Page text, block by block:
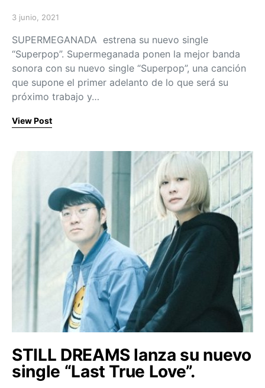
Posted on
3 junio, 2021
SUPERMEGANADA estrena su nuevo single
“Superpop”. Supermeganada ponen la mejor banda
sonora con su nuevo single “Superpop”, una canción
que supone el primer adelanto de lo que será su
próximo trabajo y…
View Post
STILL DREAMS lanza su nuevo
single “Last True Love”.